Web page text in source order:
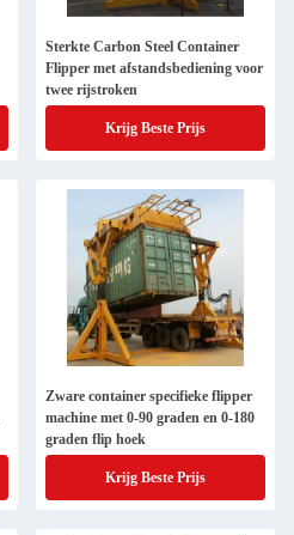
Sterkte Carbon Steel Container
Flipper met afstandsbediening voor
twee rijstroken
Krijg Beste Prijs
Zware container specifieke flipper
machine met 0-90 graden en 0-180
graden flip hoek
Krijg Beste Prijs